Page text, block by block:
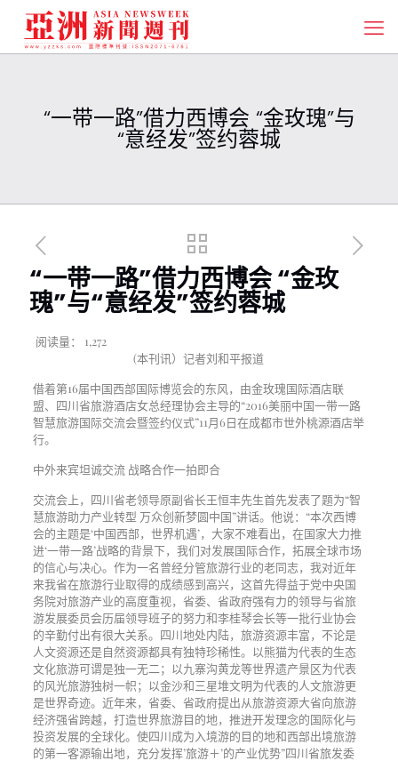
“一带一路”借力西博会 “金玫瑰”与
“意经发”签约蓉城
“一带一路”借力西博会 “金玫
瑰”与“意经发”签约蓉城
阅读量：
1,272
(本刊讯）记者刘和平报道
借着第16届中国西部国际博览会的东风，由金玫瑰国际酒店联
盟、四川省旅游酒店女总经理协会主导的“2016美丽中国一带一路
智慧旅游国际交流会暨签约仪式”11月6日在成都市世外桃源酒店举
行。
中外来宾坦诚交流 战略合作一拍即合
交流会上，四川省老领导原副省长王恒丰先生首先发表了题为“智
慧旅游助力产业转型 万众创新梦圆中国”讲话。他说：“本次西博
会的主题是‘中国西部，世界机遇’，大家不难看出，在国家大力推
进‘一带一路’战略的背景下，我们对发展国际合作，拓展全球市场
的信心与决心。作为一名曾经分管旅游行业的老同志，我对近年
来我省在旅游行业取得的成绩感到高兴，这首先得益于党中央国
务院对旅游产业的高度重视，省委、省政府强有力的领导与省旅
游发展委员会历届领导班子的努力和李桂琴会长等一批行业协会
的辛勤付出有很大关系。四川地处内陆，旅游资源丰富，不论是
人文资源还是自然资源都具有独特珍稀性。以熊猫为代表的生态
文化旅游可谓是独一无二；以九寨沟黄龙等世界遗产景区为代表
的风光旅游独树一帜；以金沙和三星堆文明为代表的人文旅游更
是世界奇迹。近年来，省委、省政府提出从旅游资源大省向旅游
经济强省跨越，打造世界旅游目的地，推进开发理念的国际化与
投资发展的全球化。使四川成为入境游的目的地和西部出境旅游
的第一客源输出地，充分发挥’旅游＋’的产业优势”四川省旅发委